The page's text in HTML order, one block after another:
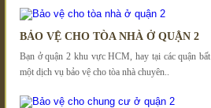
BẢO VỆ CHO TÒA NHÀ Ở QUẬN 2
Bạn ở quận 2 khu vực HCM, hay tại các quận
một dịch vụ bảo vệ cho tòa nhà chuyên..